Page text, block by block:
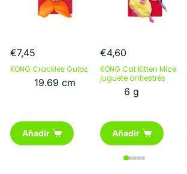
€7,45
KONG Crackles Gulpz
19.69 cm
Añadir
€4,60
KONG Cat Kitten Mice
juguete antiestrés
6 g
Añadir